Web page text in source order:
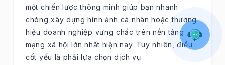
một chiến lược thông minh giúp bạn nhanh
chóng xây dựng hình ảnh cá nhân hoặc thương
hiệu doanh nghiệp vững chắc trên nền tảng
mạng xã hội lớn nhất hiện nay. Tuy nhiên, điều
cốt yếu là phải lựa chọn dịch vụ